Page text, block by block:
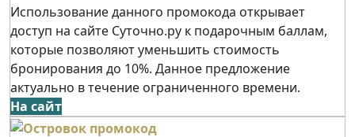
Использование данного промокода открывает
доступ на сайте Суточно.ру к подарочным баллам,
которые позволяют уменьшить стоимость
бронирования до 10%. Данное предложение
актуально в течение ограниченного времени.
На сайт